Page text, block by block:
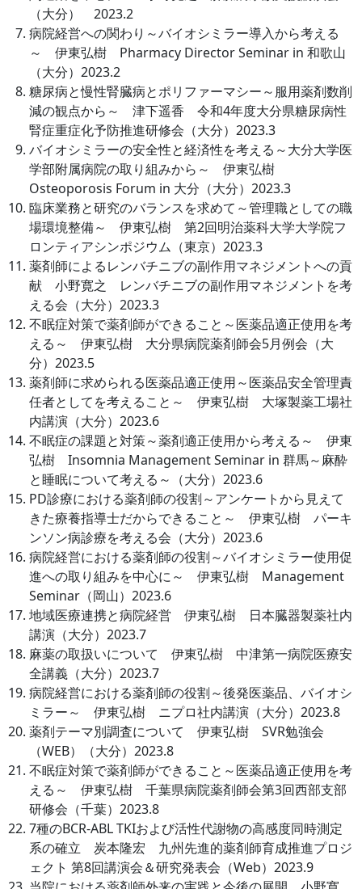
（大分） 2023.2
病院経営への関わり～バイオシミラー導入から考える
～ 伊東弘樹 Pharmacy Director Seminar in 和歌山
（大分）2023.2
糖尿病と慢性腎臓病とポリファーマシー～服用薬剤数削
減の観点から～ 津下遥香 令和4年度大分県糖尿病性
腎症重症化予防推進研修会（大分）2023.3
バイオシミラーの安全性と経済性を考える～大分大学医
学部附属病院の取り組みから～ 伊東弘樹
Osteoporosis Forum in 大分（大分）2023.3
臨床業務と研究のバランスを求めて～管理職としての職
場環境整備～ 伊東弘樹 第2回明治薬科大学大学院フ
ロンティアシンポジウム（東京）2023.3
薬剤師によるレンバチニブの副作用マネジメントへの貢
献 小野寛之 レンバチニブの副作用マネジメントを考
える会（大分）2023.3
不眠症対策で薬剤師ができること～医薬品適正使用を考
える～ 伊東弘樹 大分県病院薬剤師会5月例会（大
分）2023.5
薬剤師に求められる医薬品適正使用～医薬品安全管理責
任者としてを考えること～ 伊東弘樹 大塚製薬工場社
内講演（大分）2023.6
不眠症の課題と対策～薬剤適正使用から考える～ 伊東
弘樹 Insomnia Management Seminar in 群馬～麻酔
と睡眠について考える～（大分）2023.6
PD診療における薬剤師の役割～アンケートから見えて
きた療養指導士だからできること～ 伊東弘樹 パーキ
ンソン病診療を考える会（大分）2023.6
病院経営における薬剤師の役割～バイオシミラー使用促
進への取り組みを中心に～ 伊東弘樹 Management
Seminar（岡山）2023.6
地域医療連携と病院経営 伊東弘樹 日本臓器製薬社内
講演（大分）2023.7
麻薬の取扱いについて 伊東弘樹 中津第一病院医療安
全講義（大分）2023.7
病院経営における薬剤師の役割～後発医薬品、バイオシ
ミラー～ 伊東弘樹 ニプロ社内講演（大分）2023.8
薬剤テーマ別調査について 伊東弘樹 SVR勉強会
（WEB）（大分）2023.8
不眠症対策で薬剤師ができること～医薬品適正使用を考
える～ 伊東弘樹 千葉県病院薬剤師会第3回西部支部
研修会（千葉）2023.8
7種のBCR-ABL TKIおよび活性代謝物の高感度同時測定
系の確立 炭本隆宏 九州先進的薬剤師育成推進プロジ
ェクト 第8回講演会＆研究発表会（Web）2023.9